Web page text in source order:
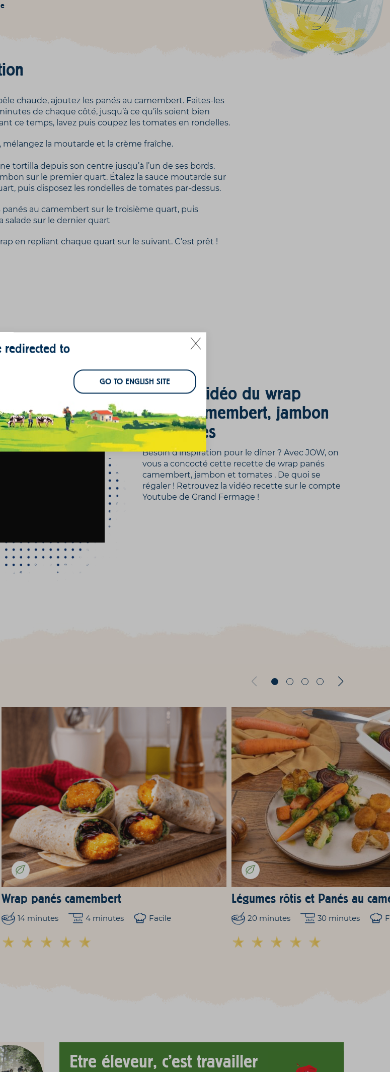
chaude, ajoutez les panés au camembert. Faites-les
de chaque côté, jusqu’à ce qu’ils soient bien
ce temps, lavez puis coupez les tomates en rondelles.
mélangez la moutarde et la crème fraîche.
tortilla depuis son centre jusqu’à l’un de ses bords.
sur le premier quart. Étalez la sauce moutarde sur
puis disposez les rondelles de tomates par-dessus.
panés au camembert sur le troisième quart, puis
salade sur le dernier quart
en repliant chaque quart sur le suivant. C’est prêt !
Recette vidéo du wrap
panés camembert, jambon
et tomates
Besoin d’inspiration pour le dîner ? Avec JOW, on
vous a concocté cette recette de wrap panés
camembert, jambon et tomates . De quoi se
régaler ! Retrouvez la vidéo recette sur le compte
Youtube de Grand Fermage !
Wrap panés camembert
14 minutes 4 minutes Facile
Légumes rôtis et Panés au
20 minutes 30 minutes
Etre éleveur, c'est travailler
redirected to
GO TO ENGLISH SITE